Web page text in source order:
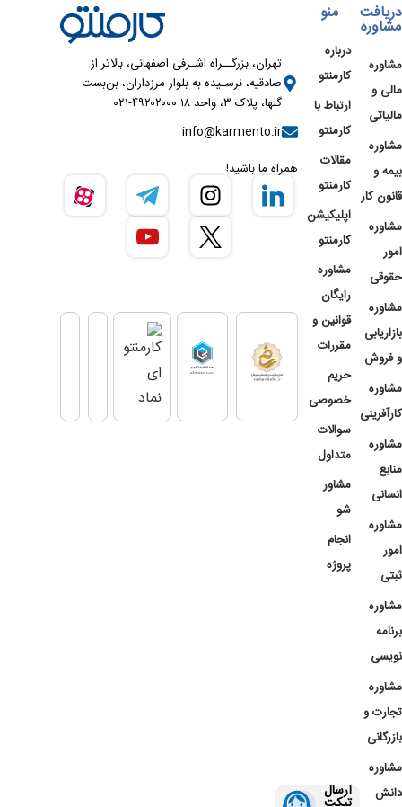
دریافت
مشاوره
مشاوره
مالی و
مالیاتی
مشاوره
بیمه و
قانون کار
مشاوره
امور
حقوقی
مشاوره
بازاریابی
و فروش
مشاوره
کارآفرینی
مشاوره
منابع
انسانی
مشاوره
امور
ثبتی
مشاوره
برنامه
نویسی
مشاوره
تجارت و
بازرگانی
مشاوره
دانش
منو
درباره
کارمنتو
ارتباط با
کارمنتو
مقالات
کارمنتو
اپلیکیشن
کارمنتو
مشاوره
رایگان
قوانین و
مقررات
حریم
خصوصی
سوالات
متداول
مشاور
شو
انجام
پروژه
ارسال
تهران، بزرگــراه اشـرفی اصفهانی، بالاتر از
صادقیه، نرسـیده به بلوار مرزداران، بن‌بست
گلها، پلاک ۳، واحد ۱۸ ۴۹۲۰۲۰۰۰-۰۲۱
info@karmento.ir
همراه ما باشید!